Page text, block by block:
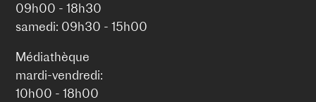
09h00 - 18h30
samedi: 09h30 - 15h00
Médiathèque
mardi-vendredi:
10h00 - 18h00